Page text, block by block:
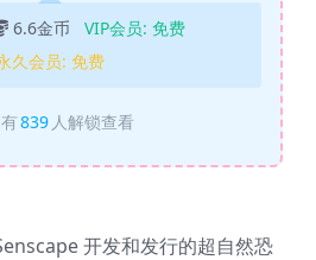
6.6金币 VIP会员: 免费
久会员: 免费
839 人解锁查看
开发和发行的超自然恐